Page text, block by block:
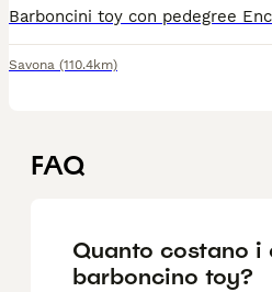
Savona (110.4km)
FAQ
Quanto costano i
barboncino toy?